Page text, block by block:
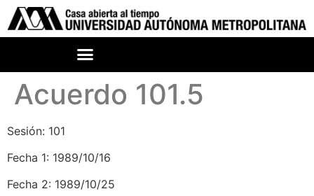
Acuerdo 101.5
Sesión: 101
Fecha 1: 1989/10/16
Fecha 2: 1989/10/25